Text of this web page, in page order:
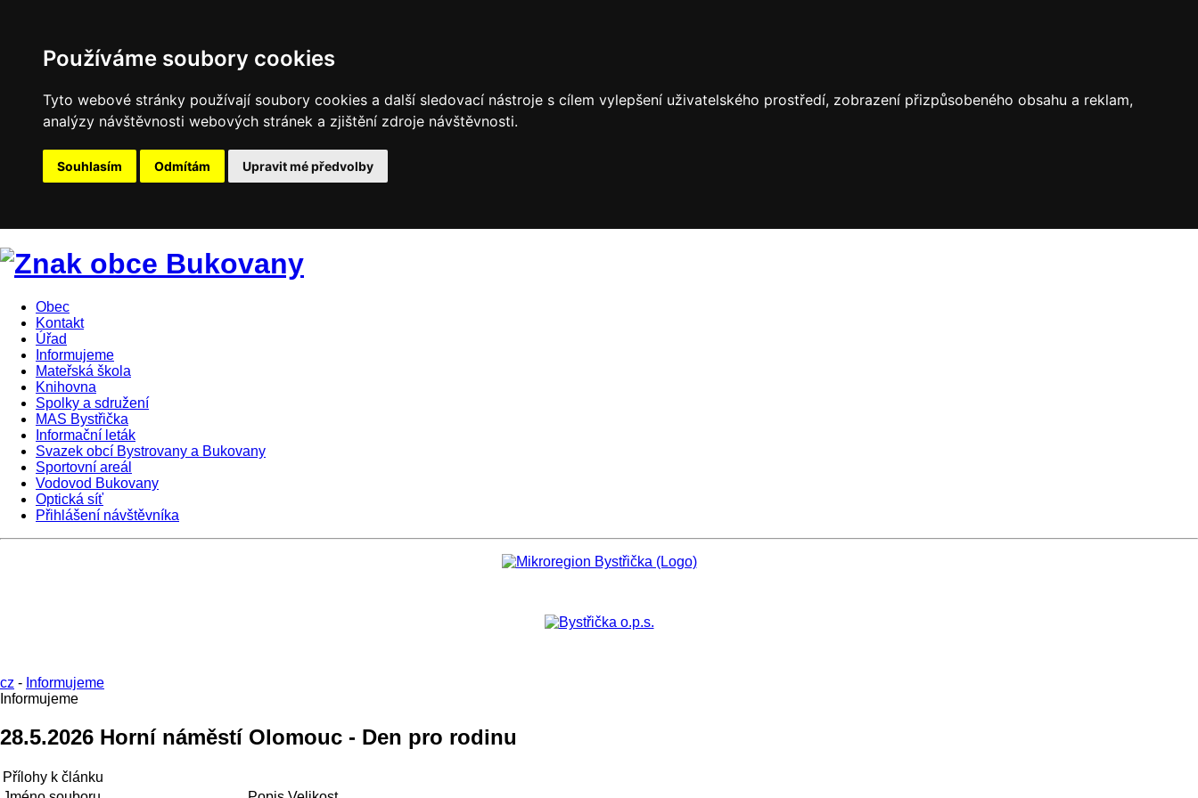
Používáme soubory cookies
Tyto webové stránky používají soubory cookies a další sledovací nástroje s cílem vylepšení uživatelského prostředí, zobrazení přizpůsobeného obsahu a reklam,
analýzy návštěvnosti webových stránek a zjištění zdroje návštěvnosti.
Souhlasím Odmítám Upravit mé předvolby
Obec
Kontakt
Úřad
Informujeme
Mateřská škola
Knihovna
Spolky a sdružení
MAS Bystřička
Informační leták
Svazek obcí Bystrovany a Bukovany
Sportovní areál
Vodovod Bukovany
Optická síť
Přihlášení návštěvníka
cz - Informujeme
Informujeme
28.5.2026 Horní náměstí Olomouc - Den pro rodinu
Přílohy k článku